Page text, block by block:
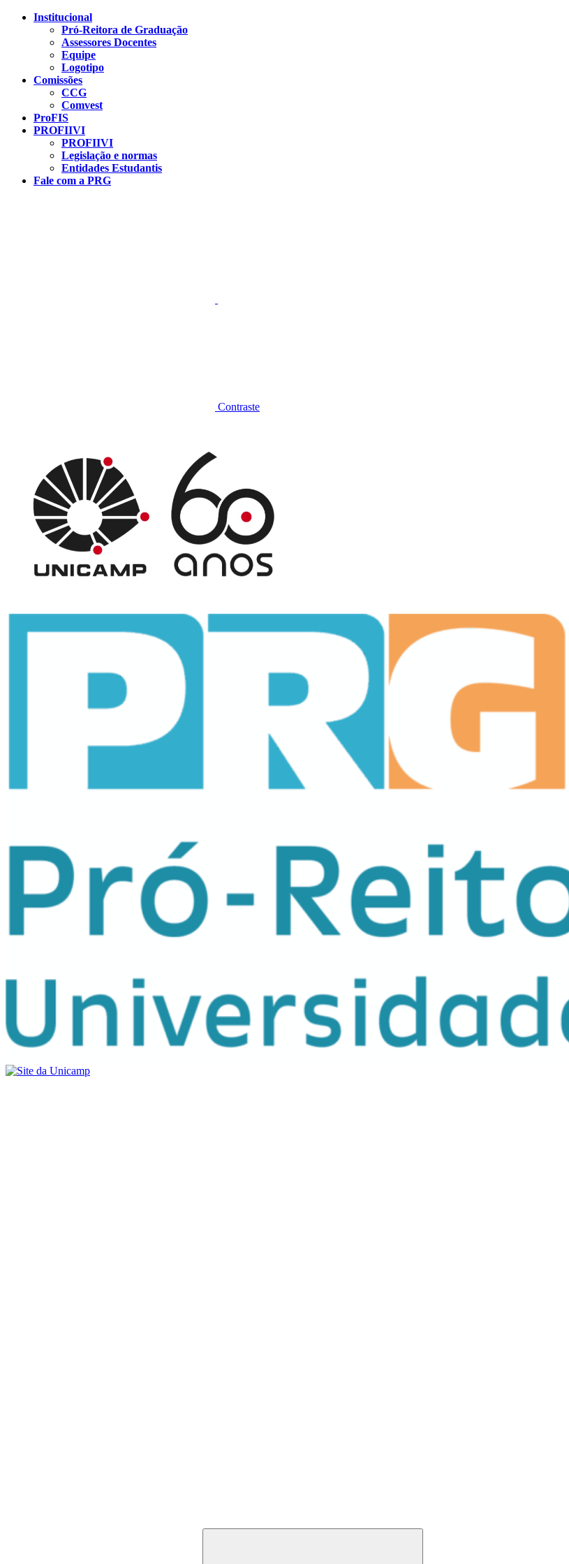
Conteúdo principal
Institucional
Pró-Reitora de Graduação
Assessores Docentes
Equipe
Logotipo
Comissões
CCG
Comvest
ProFIS
PROFIIVI
PROFIIVI
Legislação e normas
Entidades Estudantis
Fale com a PRG
Contraste